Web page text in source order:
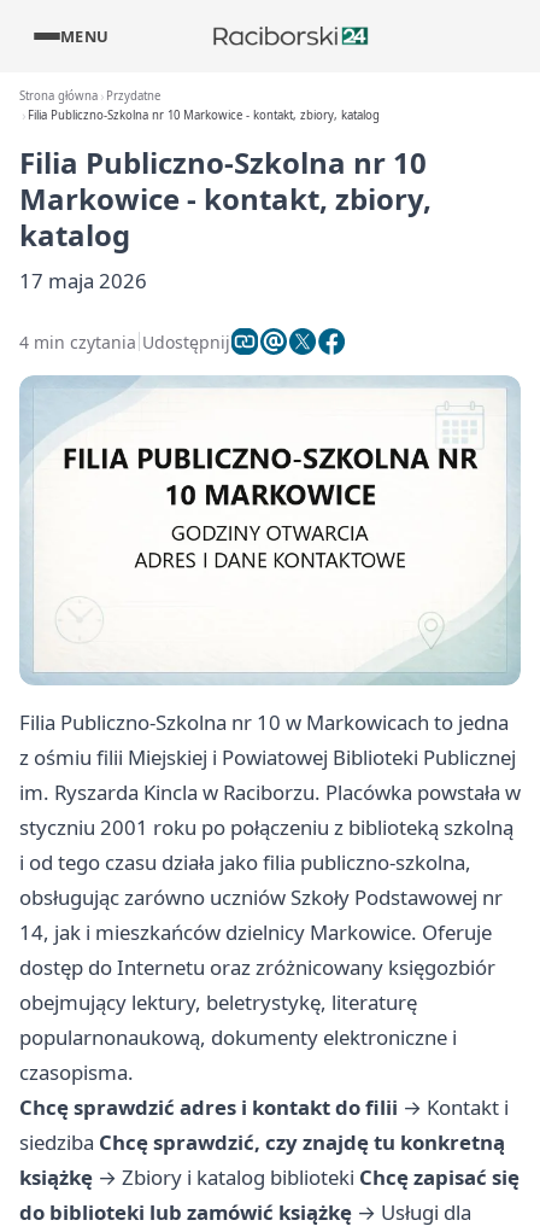
MENU
Strona główna
Przydatne
Filia Publiczno-Szkolna nr 10 Markowice - kontakt, zbiory, katalog
Filia Publiczno-Szkolna nr 10
Markowice - kontakt, zbiory,
katalog
17 maja 2026
4 min czytania Udostępnij
Filia Publiczno-Szkolna nr 10 w Markowicach to jedna
z ośmiu filii Miejskiej i Powiatowej Biblioteki Publicznej
im. Ryszarda Kincla w Raciborzu. Placówka powstała w
styczniu 2001 roku po połączeniu z biblioteką szkolną
i od tego czasu działa jako filia publiczno-szkolna,
obsługując zarówno uczniów Szkoły Podstawowej nr
14, jak i mieszkańców dzielnicy Markowice. Oferuje
dostęp do Internetu oraz zróżnicowany księgozbiór
obejmujący lektury, beletrystykę, literaturę
popularnonaukową, dokumenty elektroniczne i
czasopisma.
Chcę sprawdzić adres i kontakt do filii → Kontakt i
siedziba Chcę sprawdzić, czy znajdę tu konkretną
książkę → Zbiory i katalog biblioteki Chcę zapisać się
do biblioteki lub zamówić książkę → Usługi dla